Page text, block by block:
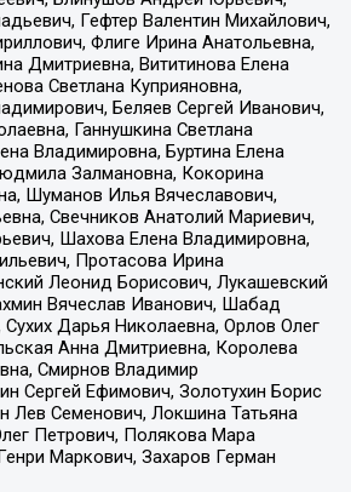
Гефтер Валентин Михайлович,
Флиге Ирина Анатольевна,
Дмитриевна, Вититинова Елена
Светлана Куприяновна,
Беляев Сергей Иванович,
Ганнушкина Светлана
Владимировна, Буртина Елена
Залмановна, Кокорина
Шуманов Илья Вячеславович,
Свечников Анатолий Мариевич,
Шахова Елена Владимировна,
Протасова Ирина
Леонид Борисович, Лукашевский
Вячеслав Иванович, Шабад
Дарья Николаевна, Орлов Олег
Анна Дмитриевна, Королева
Смирнов Владимир
Сергей Ефимович, Золотухин Борис
Лев Семенович, Локшина Татьяна
Петрович, Полякова Мара
Маркович, Захаров Герман